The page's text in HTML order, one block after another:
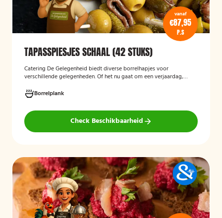
vanaf
€87,95
P.S
TAPASSPIESJES SCHAAL (42 STUKS)
Catering De Gelegenheid biedt diverse borrelhapjes voor
verschillende gelegenheden. Of het nu gaat om een verjaardag,
Hieronder ziet u een selectie uit ons aanbod. De tapasspiesjesschaal
is geschikt voor maximaal 6 personen.
Borrelplank
Check Beschikbaarheid